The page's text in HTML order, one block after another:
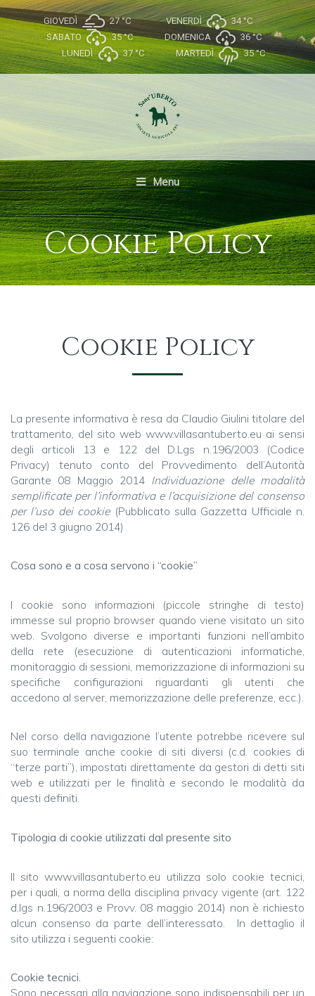
GIOVEDÌ 27 °C VENERDÌ 34 °C
SABATO
35 °C DOMENICA 36 °C
LUNEDÌ
37 °C MARTEDÌ 35 °C
Menu
Cookie Policy
Cookie Policy
La presente informativa è resa da Claudio Giulini titolare del
trattamento, del sito web www.villasantuberto.eu ai sensi
degli articoli 13 e 122 del D.Lgs n.196/2003 (Codice
Privacy) tenuto conto del Provvedimento dell’Autorità
Garante 08 Maggio 2014 Individuazione delle modalità
semplificate per l’informativa e l’acquisizione del consenso
per l’uso dei cookie (Pubblicato sulla Gazzetta Ufficiale n.
126 del 3 giugno 2014)
Cosa sono e a cosa servono i “cookie”
I cookie sono informazioni (piccole stringhe di testo)
immesse sul proprio browser quando viene visitato un sito
web. Svolgono diverse e importanti funzioni nell’ambito
della rete (esecuzione di autenticazioni informatiche,
monitoraggio di sessioni, memorizzazione di informazioni su
specifiche configurazioni riguardanti gli utenti che
accedono al server, memorizzazione delle preferenze, ecc.).
Nel corso della navigazione l’utente potrebbe ricevere sul
suo terminale anche cookie di siti diversi (c.d. cookies di
“terze parti”), impostati direttamente da gestori di detti siti
web e utilizzati per le finalità e secondo le modalità da
questi definiti.
Tipologia di cookie utilizzati dal presente sito
Il sito www.villasantuberto.eu utilizza solo cookie tecnici,
per i quali, a norma della disciplina privacy vigente (art. 122
d.lgs n.196/2003 e Provv. 08 maggio 2014) non è richiesto
alcun consenso da parte dell’interessato. In dettaglio il
sito utilizza i seguenti cookie:
Cookie tecnici.
Sono necessari alla navigazione sono indispensabili per un